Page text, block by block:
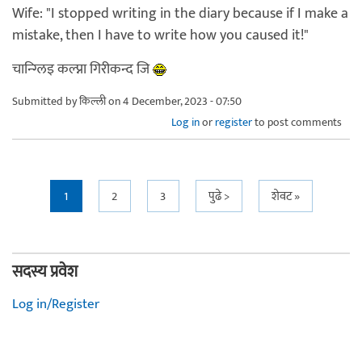
Wife: "I stopped writing in the diary because if I make a
mistake, then I have to write how you caused it!"
चान्ग्लिइ कल्प्ना गिरीकन्द जि
Submitted byकिल्लीon 4 December, 2023 - 07:50
Log inorregisterto post comments
Pages
1 2 3 पुढे > शेवट »
सदस्य प्रवेश
Log in/Register